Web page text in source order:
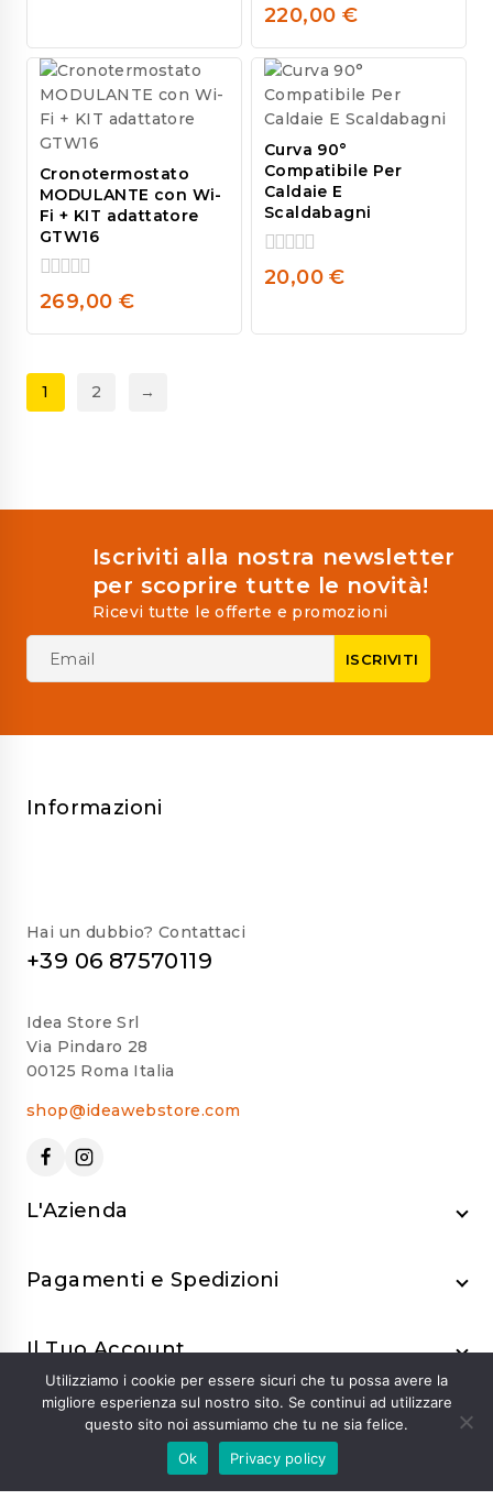
0
out
of
5
220,00 €
Cronotermostato
MODULANTE con Wi-
Fi + KIT adattatore
GTW16
0
of
269,00 €
Curva 90°
Compatibile Per
Caldaie E
Scaldabagni
0
5
20,00€
1 2 →
Iscriviti alla nostra newsletter
per scoprire tutte le novità!
Ricevi tutte le offerte e promozioni
Informazioni
Hai un dubbio? Contattaci
+39 06 87570119
Idea Store Srl
Via Pindaro 28
00125 Roma Italia
shop@ideawebstore.com
L'Azienda
Pagamenti e Spedizioni
Il Tuo Account
© 2024 Idea Store Srl
Utilizziamo i cookie per essere sicuri che tu possa avere la
migliore esperienza sul nostro sito. Se continui ad utilizzare
questo sito noi assumiamo che tu ne sia felice.
Ok
Privacy policy